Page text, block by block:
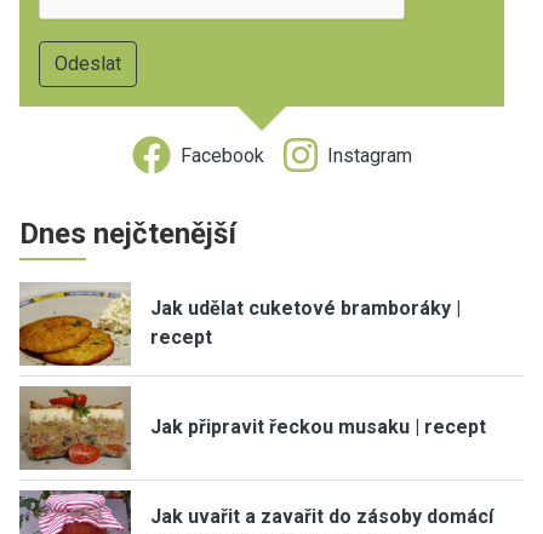
Facebook Instagram
Dnes nejčtenější
Jak udělat cuketové bramboráky |
recept
Jak připravit řeckou musaku | recept
Jak uvařit a zavařit do zásoby domácí